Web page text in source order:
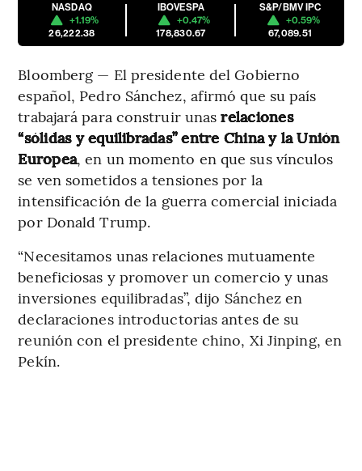
NASDAQ
+1.19%
26,222.38
IBOVESPA
+0.47%
178,830.67
S&P/BMV IPC
+0.59%
67,089.51
Bloomberg — El presidente del Gobierno
español, Pedro Sánchez, afirmó que su país
trabajará para construir unasrelaciones
“sólidas y equilibradas” entre China y la Unión
Europea, en un momento en que sus vínculos
se ven sometidos a tensiones por la
intensificación de la guerra comercial iniciada
por Donald Trump.
“Necesitamos unas relaciones mutuamente
beneficiosas y promover un comercio y unas
inversiones equilibradas”, dijo Sánchez en
declaraciones introductorias antes de su
reunión con el presidente chino, Xi Jinping, en
Pekín.